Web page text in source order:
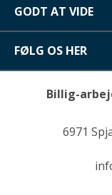
GODT AT VIDE
FØLG OS HER
Billig-
6971